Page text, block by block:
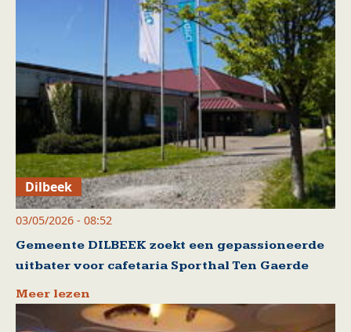
Dilbeek
03/05/2026 - 08:52
Gemeente DILBEEK zoekt een gepassioneerde
uitbater voor cafetaria Sporthal Ten Gaerde
Meer lezen